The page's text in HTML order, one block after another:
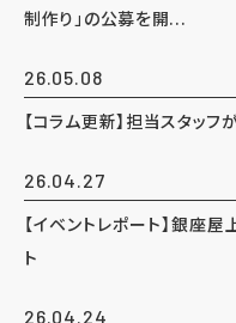
制作り」の公募を開...
26.05.08
【コラム更新】担当スタッ
26.04.27
【イベントレポート】銀座
ト
26.04.24